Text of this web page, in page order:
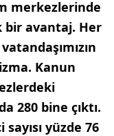
merkezlerinde
bir avantaj. Her
Kanun
280 bine çıktı.
yüzde 76